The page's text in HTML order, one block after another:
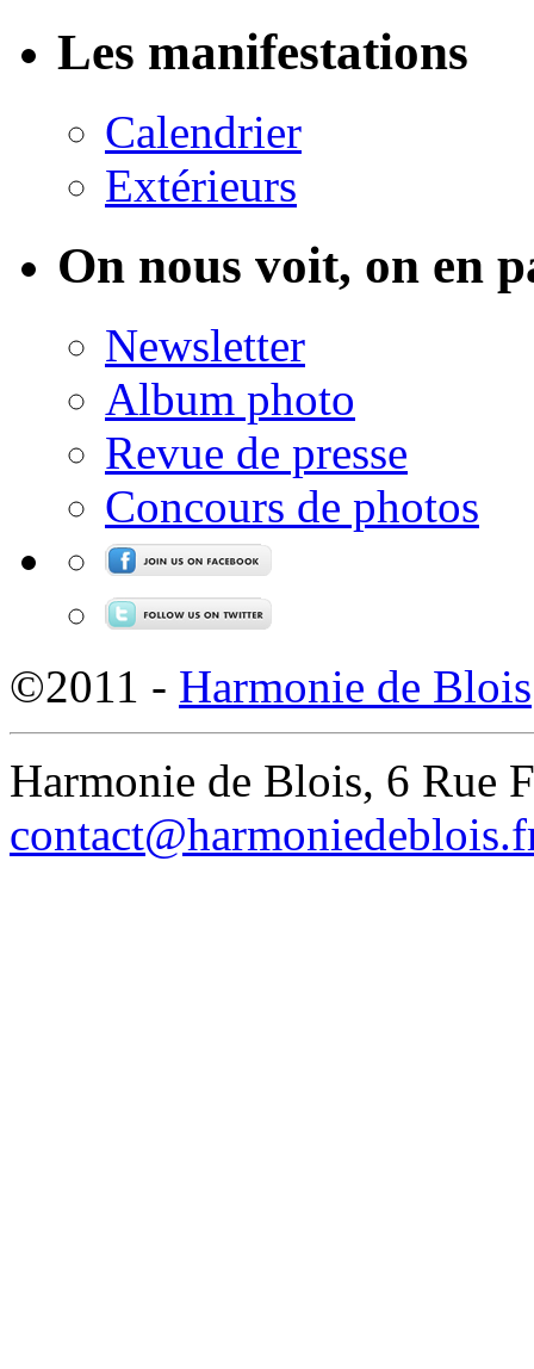
Les manifestations
Calendrier
Extérieurs
On nous voit, on en
Newsletter
Album photo
Revue de presse
Concours de photos
©2011 - Harmonie de Blois
Harmonie de Blois, 6 Rue